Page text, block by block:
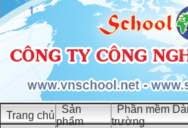
Trang chủ
Sản
phẩm
Phần mềm
trường